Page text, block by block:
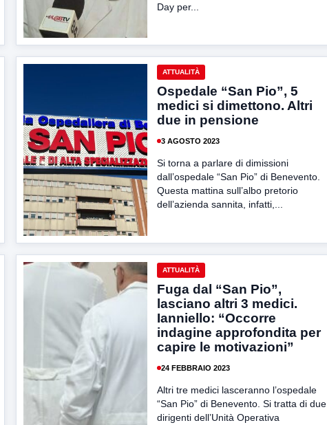
Day per...
ATTUALITÀ
Ospedale “San Pio”, 5
medici si dimettono. Altri
due in pensione
3 AGOSTO 2023
Si torna a parlare di dimissioni
dall’ospedale “San Pio” di Benevento.
Questa mattina sull’albo pretorio
dell’azienda sannita, infatti,...
ATTUALITÀ
Fuga dal “San Pio”,
lasciano altri 3 medici.
Ianniello: “Occorre
indagine approfondita per
capire le motivazioni”
24 FEBBRAIO 2023
Altri tre medici lasceranno l’ospedale
“San Pio” di Benevento. Si tratta di due
dirigenti dell’Unità Operativa